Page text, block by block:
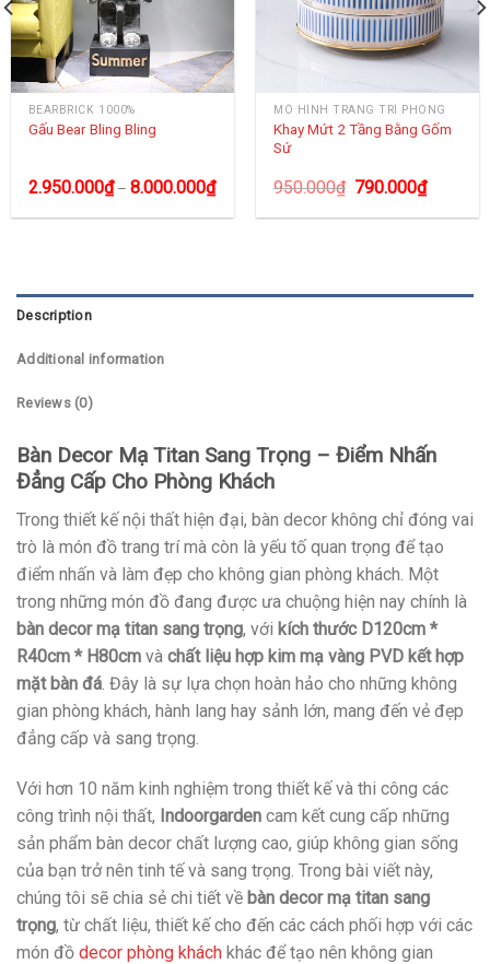
BEARBRICK 1000%
Gấu Bear Bling Bling
2.950.000₫– 8.000.000₫
MÔ HÌNH TRANG TRÍ PHÒNG
Khay Mứt 2 Tầng Bằng Gốm
Sứ
950.000₫ 790.000₫
Description
Additional information
Reviews (0)
Bàn Decor Mạ Titan Sang Trọng – Điểm Nhấn
Đẳng Cấp Cho Phòng Khách
Trong thiết kế nội thất hiện đại, bàn decor không chỉ đóng vai
trò là món đồ trang trí mà còn là yếu tố quan trọng để tạo
điểm nhấn và làm đẹp cho không gian phòng khách. Một
trong những món đồ đang được ưa chuộng hiện nay chính là
bàn decor mạ titan sang trọng, với kích thước D120cm *
R40cm * H80cm và chất liệu hợp kim mạ vàng PVD kết hợp
mặt bàn đá . Đây là sự lựa chọn hoàn hảo cho những không
gian phòng khách, hành lang hay sảnh lớn, mang đến vẻ đẹp
đẳng cấp và sang trọng.
Với hơn 10 năm kinh nghiệm trong thiết kế và thi công các
công trình nội thất, Indoorgarden cam kết cung cấp những
sản phẩm bàn decor chất lượng cao, giúp không gian sống
của bạn trở nên tinh tế và sang trọng. Trong bài viết này,
chúng tôi sẽ chia sẻ chi tiết về bàn decor mạ titan sang
trọng, từ chất liệu, thiết kế cho đến các cách phối hợp với các
món đồ decor phòng khách khác để tạo nên không gian